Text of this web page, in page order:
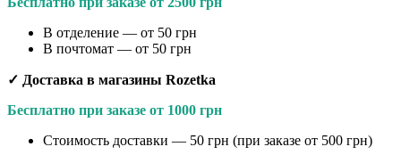
В отделение — от 50 грн
В почтомат — от 50 грн
✓ Доставка в магазины Rozetka
Бесплатно при заказе от 1000 грн
Стоимость доставки — 50 грн (при заказе от 500 грн)